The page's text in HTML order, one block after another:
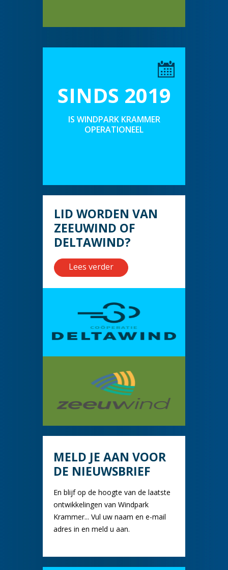
SINDS 2019
IS WINDPARK KRAMMER
OPERATIONEEL
LID WORDEN VAN
ZEEUWIND OF
DELTAWIND?
Lees verder
MELD JE AAN VOOR
DE NIEUWSBRIEF
En blijf op de hoogte van de laatste
ontwikkelingen van Windpark
Krammer... Vul uw naam en e-mail
adres in en meld u aan.